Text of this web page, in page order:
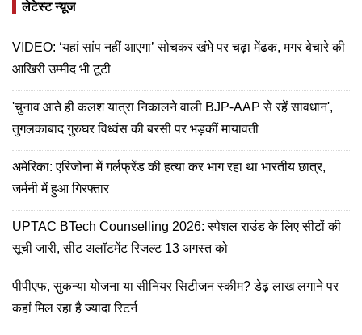
लेटेस्ट न्यूज
VIDEO: ‘यहां सांप नहीं आएगा’ सोचकर खंभे पर चढ़ा मेंढक, मगर बेचारे की
आखिरी उम्मीद भी टूटी
'चुनाव आते ही कलश यात्रा निकालने वाली BJP-AAP से रहें सावधान',
तुगलकाबाद गुरुघर विध्वंस की बरसी पर भड़कीं मायावती
अमेरिका: एरिजोना में गर्लफ्रेंड की हत्या कर भाग रहा था भारतीय छात्र,
जर्मनी में हुआ गिरफ्तार
UPTAC BTech Counselling 2026: स्पेशल राउंड के लिए सीटों की
सूची जारी, सीट अलॉटमेंट रिजल्ट 13 अगस्त को
पीपीएफ, सुकन्या योजना या सीनियर सिटीजन स्कीम? डेढ़ लाख लगाने पर
कहां मिल रहा है ज्यादा रिटर्न